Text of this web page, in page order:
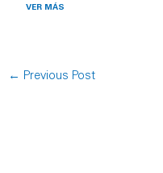
VER MÁS
← Previous Post